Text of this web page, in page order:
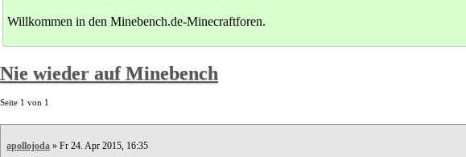
Willkommen in den Minebench.de-Minecraftforen.
Nie wieder auf Minebench
Seite 1 von 1
apollojoda » Fr 24. Apr 2015, 16:35